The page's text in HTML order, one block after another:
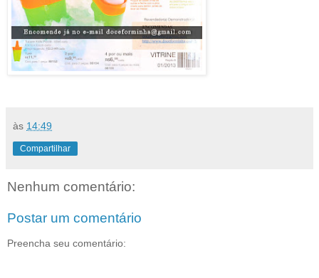
às 14:49
Compartilhar
Nenhum comentário:
Postar um comentário
Preencha seu comentário: